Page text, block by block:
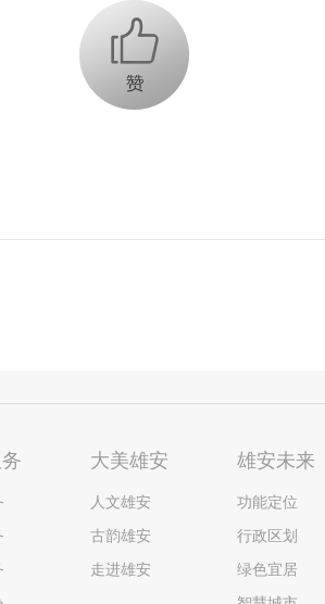
+1
大美雄安
人文雄安
古韵雄安
走进雄安
雄安未来
功能定位
行政区划
绿色宜居